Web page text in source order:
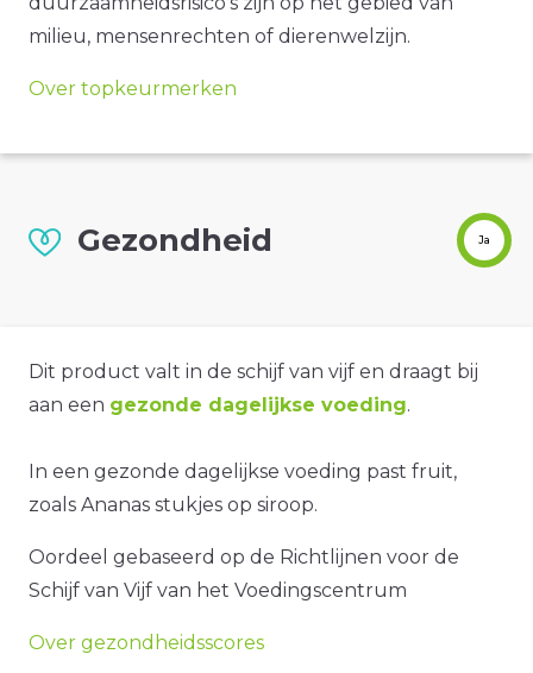
milieu, mensenrechten of dierenwelzijn.
Over topkeurmerken
Gezondheid Ja
Dit product valt in de schijf van vijf en draagt bij
aan een gezonde dagelijkse voeding.
In een gezonde dagelijkse voeding past fruit,
zoals Ananas stukjes op siroop.
Oordeel gebaseerd op de Richtlijnen voor de
Schijf van Vijf van het Voedingscentrum
Over gezondheidsscores